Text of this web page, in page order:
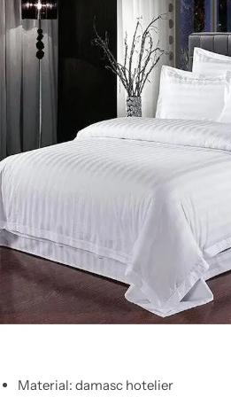
Material: damasc hotelier